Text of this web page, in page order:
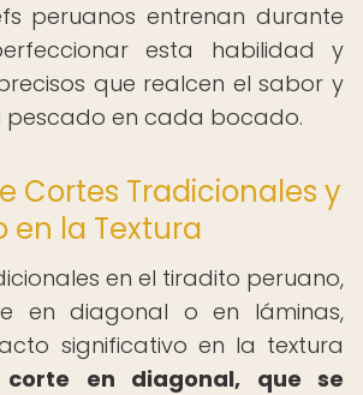
peruanos entrenan durante
esta habilidad y
que realcen el sabor y
pescado en cada bocado.
Cortes Tradicionales y
en la Textura
en el tiradito peruano,
en diagonal o en láminas,
significativo en la textura
corte en diagonal, que se